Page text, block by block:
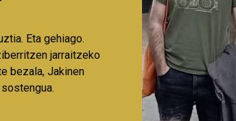
Eta gehiago.
jarraitzeko
bezala, Jakinen